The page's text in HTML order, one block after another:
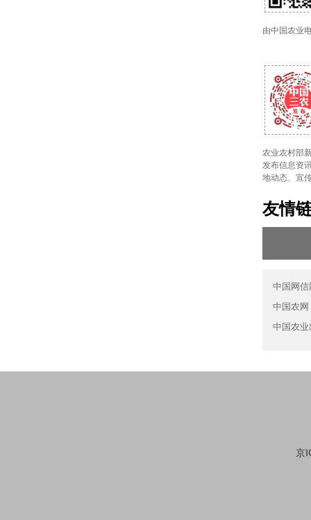
由中国农业
农业农村部
发布信息资
地动态、宣
友情
中国网信
中国农网
中国农业
京